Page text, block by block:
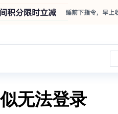
无法登录